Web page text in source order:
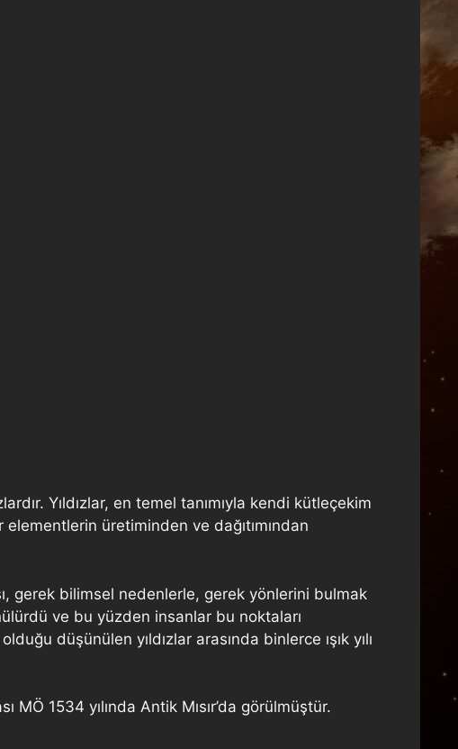
Yıldızlar, en temel tanımıyla kendi kütleçekim
üretiminden ve dağıtımından
gerek bilimsel nedenlerle, gerek yönlerini bulmak
ve bu yüzden insanlar bu noktaları
düşünülen yıldızlar arasında binlerce ışık yılı
MÖ 1534 yılında Antik Mısır’da görülmüştür.